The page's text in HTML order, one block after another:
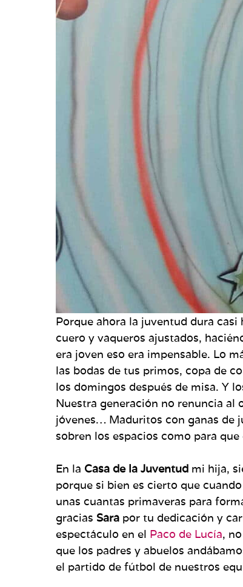
Porque ahora la juventud dura
cuero y vaqueros ajustados,
era joven eso era impensable. Lo
las bodas de tus primos, copa de
los domingos después de misa. Y
Nuestra generación no renuncia al
jóvenes… Maduritos con ganas de
sobren los espacios como para
En la Casa de la Juventud mi hija,
porque si bien es cierto que
unas cuantas primaveras para
gracias Sara por tu dedicación y
espectáculo en el Paco de Lucía,
que los padres y abuelos
el partido de fútbol de nuestros